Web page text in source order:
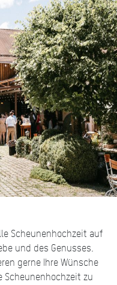
Scheunenhochzeit auf
und des Genusses.
gerne Ihre Wünsche
Scheunenhochzeit zu